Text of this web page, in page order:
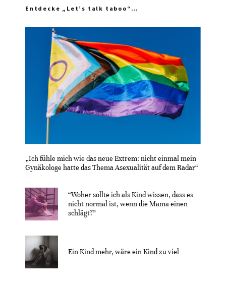
Entdecke „Let’s talk taboo“…
„Ich fühle mich wie das neue Extrem: nicht einmal mein
Gynäkologe hatte das Thema Asexualität auf dem Radar“
“Woher sollte ich als Kind wissen, dass es
nicht normal ist, wenn die Mama einen
schlägt?”
Ein Kind mehr, wäre ein Kind zu viel